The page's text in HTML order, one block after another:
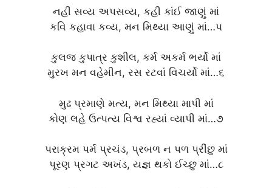
નહીં સવ્ય અપસવ્ય, કહી કાંઈ જાણું માં
કવિ કહાવા કવ્ય, મન મિથ્યા આણું માં…૫
કુલજ કુપાત્ર કુશીલ, કર્મ અકર્મ ભર્યો માં
મુરખ મન વહેમીન, રસ રટવાં વિચર્યો માં…૬
મુઢ પ્રમાણે મત્ય, મન મિથ્યા માપી માં
કોણ લહે ઉત્પત્ય વિશ્વ રહ્યાં વ્યાપી માં…૭
પરાક્રમ પર્મ પ્રચંડ, પ્રબળ ન પળ પ્રીંછુ માં
પૂરણ પ્રગટ અખંડ, યજ્ઞ થકો ઈચ્છુ માં…૮